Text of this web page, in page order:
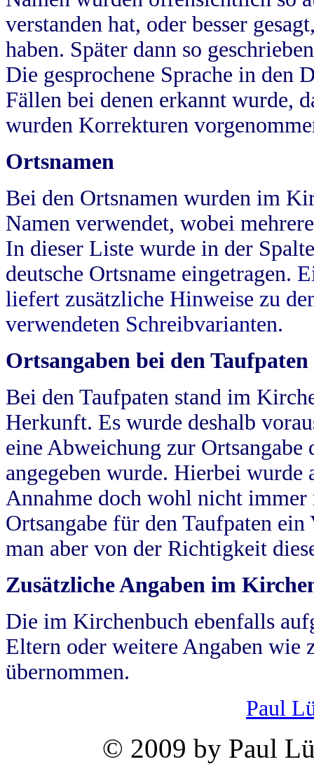
verstanden hat, oder besser
haben. Später dann so
Die gesprochene Sprache in
Fällen bei denen erkannt wurde,
wurden Korrekturen
Ortsnamen
Bei den Ortsnamen wurden im
Namen verwendet, wobei
In dieser Liste wurde in der
deutsche Ortsname eingetragen.
liefert zusätzliche Hinweise zu
verwendeten Schreibvarianten.
Ortsangaben bei den Taufpaten
Bei den Taufpaten stand im
Herkunft. Es wurde deshalb
eine Abweichung zur
angegeben wurde. Hierbei wurde
Annahme doch wohl nicht
Ortsangabe für den Taufpaten
man aber von der Richtigkeit
Zusätzliche Angaben im
Die im Kirchenbuch ebenfalls
Eltern oder weitere Angaben wie
übernommen.
Paul
© 2009 by Paul